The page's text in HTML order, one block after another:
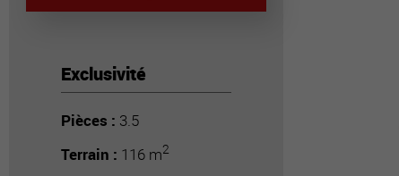
Exclusivité
Pièces : 3.5
Terrain : 116 m2